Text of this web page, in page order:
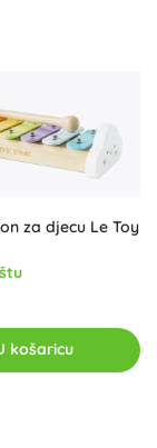
za djecu Le Toy
košaricu